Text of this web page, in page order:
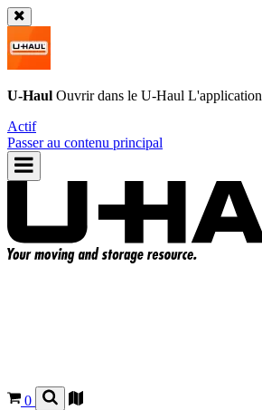
U-Haul Ouvrir dans le U-Haul L'application
Actif
Passer au contenu principal
0